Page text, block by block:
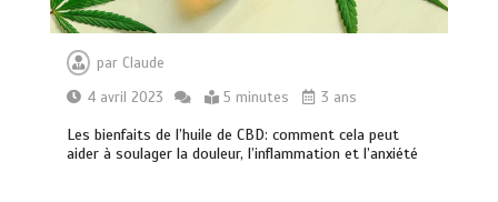
par Claude
4 avril 2023
5 minutes 3 ans
Les bienfaits de l’huile de CBD: comment cela peut
aider à soulager la douleur, l’inflammation et l’anxiété
Brosse à dents : comment bien choisir
0 8 minutes